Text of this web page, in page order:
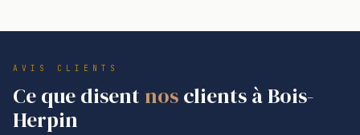
AVIS CLIENTS
Ce que disent nosclients à Bois-
Herpin